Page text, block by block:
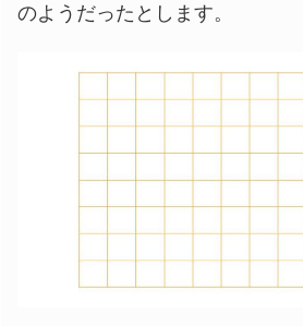
のようだったとします。